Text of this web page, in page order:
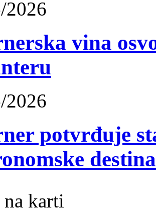
2026
vina
2026
potvrđuje
karti